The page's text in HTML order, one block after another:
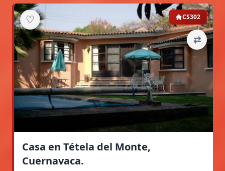
♡
⇄
CS302
Casa en Tétela del Monte,
Cuernavaca.